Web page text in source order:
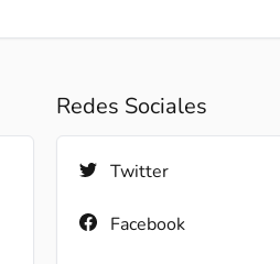
Redes Sociales
Twitter
Facebook